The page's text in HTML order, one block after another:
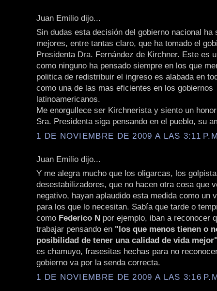
Juan Emilio dijo...
Sin dudas esta decisión del gobierno nacional ha
mejores, entre tantas claro, que ha tomado el
Presidenta Dra. Fernández de Kirchner. Este es
como ninguno ha pensado siempre en los que
politica de redistribuir el ingreso es alabada en
como una de las mas eficientes en los gobiernos
latinoamericanos.
Me enorgullece ser Kirchnerista y siento un
Sra. Presidenta siga pensando en el pueblo, su
1 DE NOVIEMBRE DE 2009 A LAS 3:11
Juan Emilio dijo...
Y me alegra mucho que los oligarcas, los
desestabilizadores, que no hacen otra cosa que
negativo, hayan aplaudido esta medida como un
para los que lo necesitan. Sabía que tarde o
como Federico N por ejemplo, iban a reconocer
trabajar pensando en "los que menos tienen o
posibilidad de tener una calidad de vida
es chamuyo, frasesitas hechas para no
gobierno va por la senda correcta.
1 DE NOVIEMBRE DE 2009 A LAS 3:16